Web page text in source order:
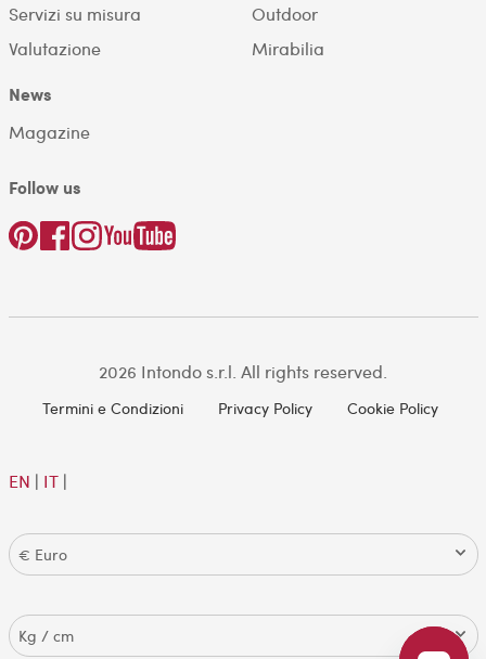
Servizi su misura
Valutazione
Outdoor
Mirabilia
News
Magazine
Follow us
2026 Intondo s.r.l. All rights reserved.
Termini e Condizioni Privacy Policy Cookie Policy
EN | IT|